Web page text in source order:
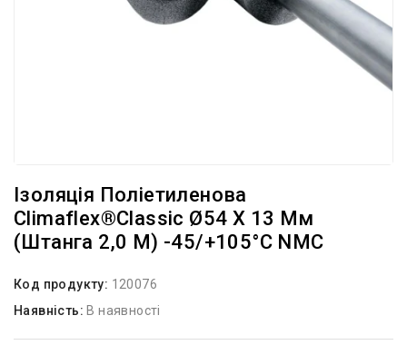
Ізоляція Поліетиленова
Climaflex®Classic Ø54 X 13 Мм
(штанга 2,0 М) -45/+105°С NMC
Код продукту: 120076
Наявність: В наявності